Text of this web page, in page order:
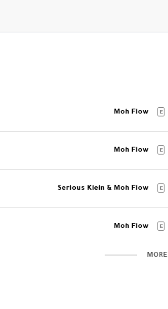
E
Moh Flow
E
Moh Flow
E
Serious Klein & Moh Flow
E
Moh Flow
MORE